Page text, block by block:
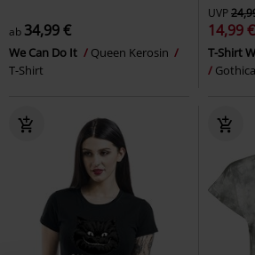
ab 34,99 €
We Can Do It
Queen Kerosin
T-Shirt
UVP
14,99 €
T-Shirt